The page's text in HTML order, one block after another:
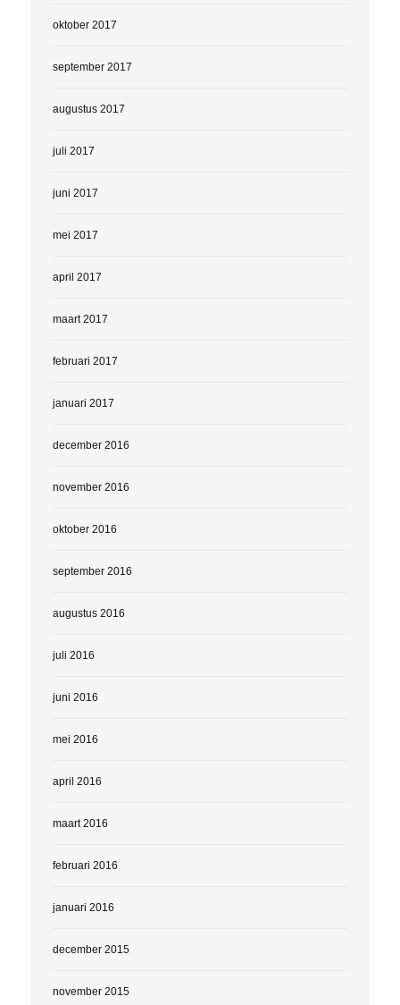
oktober 2017
september 2017
augustus 2017
juli 2017
juni 2017
mei 2017
april 2017
maart 2017
februari 2017
januari 2017
december 2016
november 2016
oktober 2016
september 2016
augustus 2016
juli 2016
juni 2016
mei 2016
april 2016
maart 2016
februari 2016
januari 2016
december 2015
november 2015